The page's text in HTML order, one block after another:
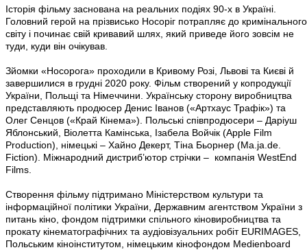
Історія фільму заснована на реальних подіях 90-х в Україні.
Головний герой на прізвисько Носоріг потрапляє до кримінального
світу і починає свій кривавий шлях, який приведе його зовсім не
туди, куди він очікував.
Зйомки «Носорога» проходили в Кривому Розі, Львові та Києві й
завершилися в грудні 2020 року. Фільм створений у копродукції
України, Польщі та Німеччини. Українську сторону виробництва
представляють продюсер Денис Іванов («Артхаус Трафік») та
Олег Сенцов («Край Кінема»). Польські співпродюсери – Даріуш
Яблонський, Віолетта Камінська, Ізабела Войчік (Apple Film
Production), німецькі – Хайно Декерт, Тіна Бьорнер (Ma.ja.de.
Fiction). Міжнародний дистриб’ютор стрічки – компанія WestEnd
Films.
Створення фільму підтримано Міністерством культури та
інформаційної політики України, Державним агентством України з
питань кіно, фондом підтримки спільного кіновиробництва та
прокату кінематографічних та аудіовізуальних робіт EURIMAGES,
Польським кіноінститутом, німецьким кінофондом Medienboard